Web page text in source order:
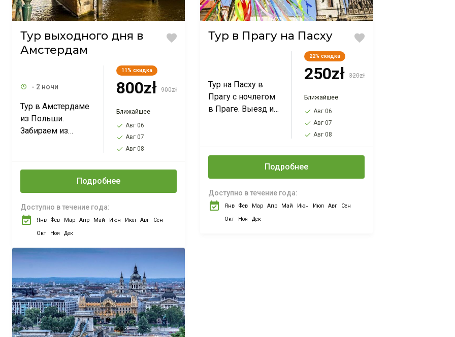
Тур выходного дня в
Амстердам
- 2 ночи
Тур в Амстердаме
из Польши.
Забираем из
Катовиц, Кракова.
На выходные. Не
пропустите
рабочих дней.
11% скидка
800zł 900zł
Ближайшее
Авг 06
Авг 07
Авг 08
Подробнее
Доступно в течение года:
Янв Фев Мар Апр Май Июн Июл Авг
Сен
Окт
Ноя Дек
Тур в Прагу на Пасху
Тур на Пасху в
Прагу с ночлегом
в Праге. Выезд из
Катовице,
Вроцлава,
Щецина, Лодзи.
Всего от 250
злотых
22% скидка
250zł 320zł
Ближайшее
Авг 06
Авг 07
Авг 08
Подробнее
Доступно в течение года:
Янв Фев Мар Апр Май Июн Июл Авг
Сен
Окт
Ноя Дек